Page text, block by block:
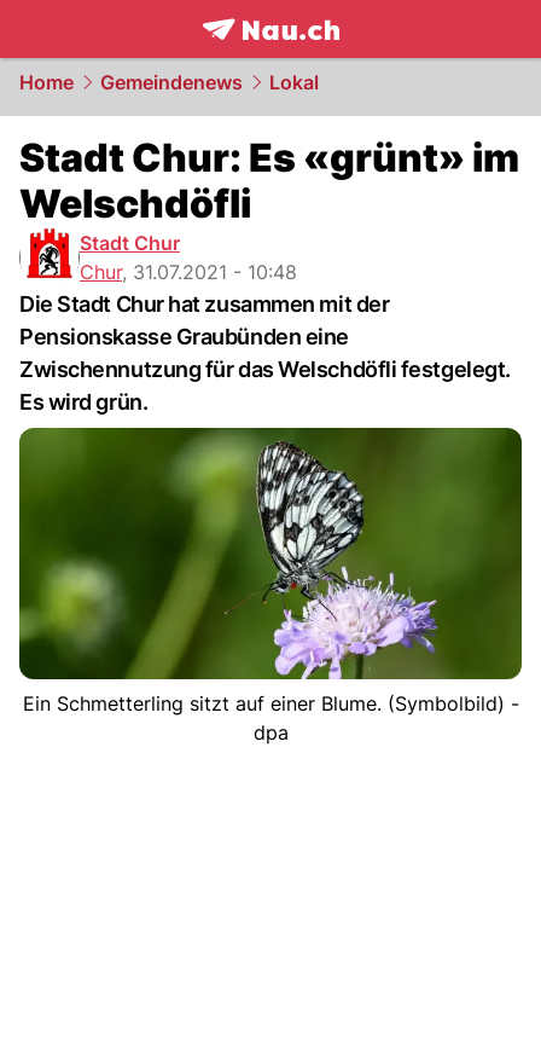
frontpage.NAU.ch
Home Gemeindenews Lokal
Stadt Chur: Es «grünt» im
Welschdöfli
Stadt Chur
Chur, 31.07.2021 - 10:48
Die Stadt Chur hat zusammen mit der
Pensionskasse Graubünden eine
Zwischennutzung für das Welschdöfli festgelegt.
Es wird grün.
Ein Schmetterling sitzt auf einer Blume. (Symbolbild) -
dpa